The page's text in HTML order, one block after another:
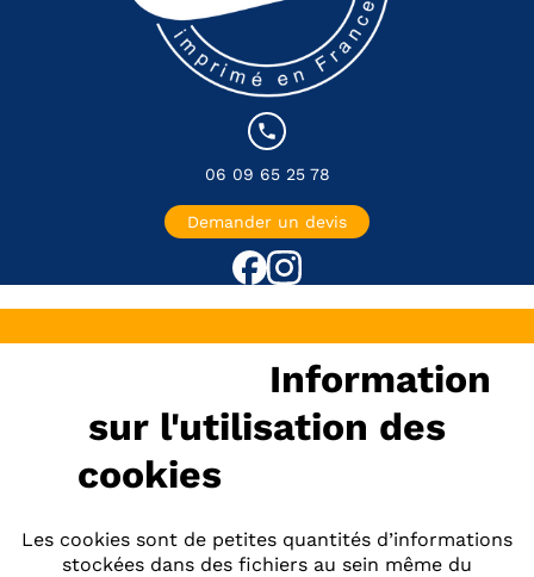
local_phone
06 09 65 25 78
Demander un devis
Information
sur l'utilisation des
cookies
Les cookies sont de petites quantités d’informations
stockées dans des fichiers au sein même du